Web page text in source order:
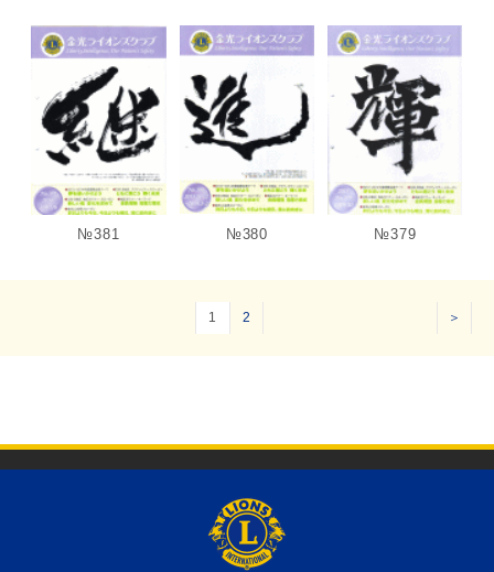
№381 №380 №379
1 2 ＞